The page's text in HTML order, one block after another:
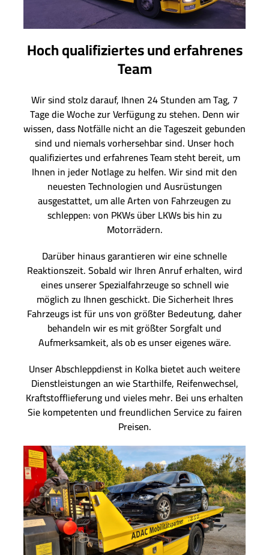
Hoch qualifiziertes und erfahrenes
Team
Wir sind stolz darauf, Ihnen 24 Stunden am Tag, 7
Tage die Woche zur Verfügung zu stehen. Denn wir
wissen, dass Notfälle nicht an die Tageszeit gebunden
sind und niemals vorhersehbar sind. Unser hoch
qualifiziertes und erfahrenes Team steht bereit, um
Ihnen in jeder Notlage zu helfen. Wir sind mit den
neuesten Technologien und Ausrüstungen
ausgestattet, um alle Arten von Fahrzeugen zu
schleppen: von PKWs über LKWs bis hin zu
Motorrädern.
Darüber hinaus garantieren wir eine schnelle
Reaktionszeit. Sobald wir Ihren Anruf erhalten, wird
eines unserer Spezialfahrzeuge so schnell wie
möglich zu Ihnen geschickt. Die Sicherheit Ihres
Fahrzeugs ist für uns von größter Bedeutung, daher
behandeln wir es mit größter Sorgfalt und
Aufmerksamkeit, als ob es unser eigenes wäre.
Unser Abschleppdienst in Kolka bietet auch weitere
Dienstleistungen an wie Starthilfe, Reifenwechsel,
Kraftstofflieferung und vieles mehr. Bei uns erhalten
Sie kompetenten und freundlichen Service zu fairen
Preisen.